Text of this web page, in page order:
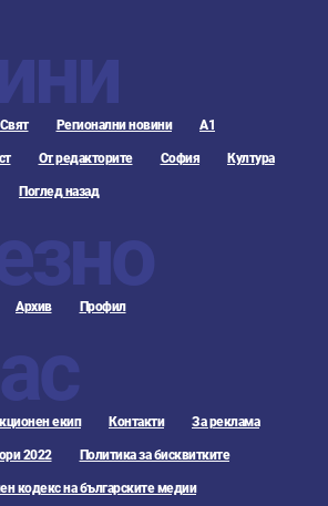
Свят Регионални новини А1
От редакторите София Култура
Поглед назад
Архив Профил
екип Контакти За реклама
2022 Политика за бисквитките
кодекс на българските медии